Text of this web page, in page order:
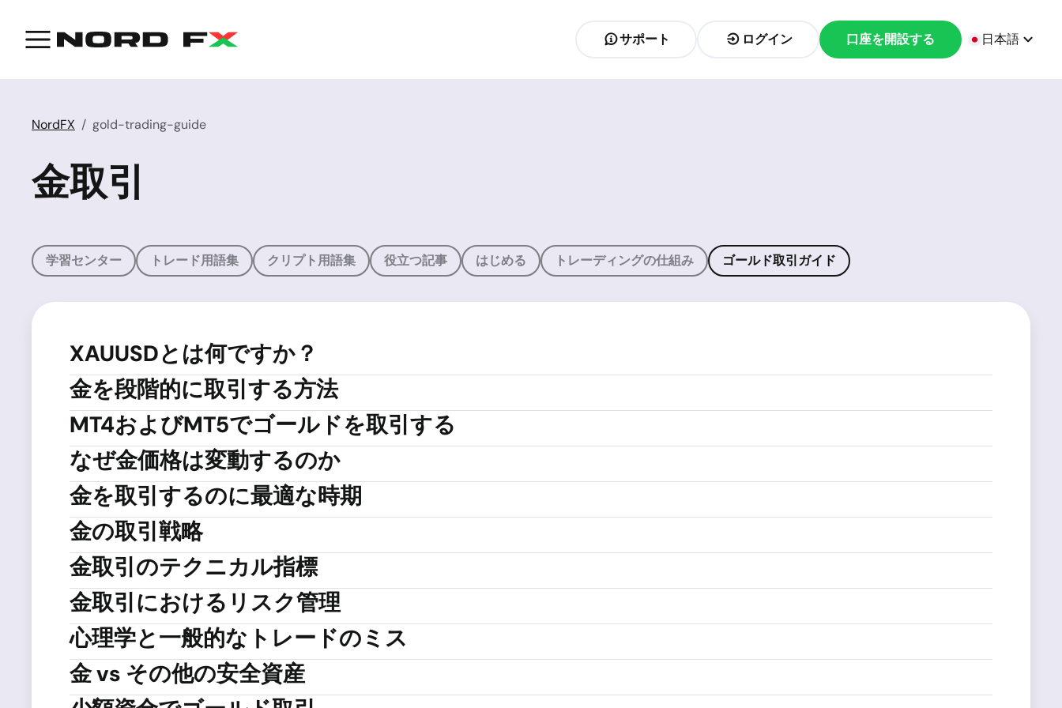
サポート ログイン 口座を開設する 日本語
NordFX gold-trading-guide
金取引
学習センター トレード用語集 クリプト用語集 役立つ記事 はじめる トレーディングの仕組み ゴールド取引ガイド
XAUUSDとは何ですか？
金を段階的に取引する方法
MT4およびMT5でゴールドを取引する
なぜ金価格は変動するのか
金を取引するのに最適な時期
金の取引戦略
金取引のテクニカル指標
金取引におけるリスク管理
心理学と一般的なトレードのミス
金 vs その他の安全資産